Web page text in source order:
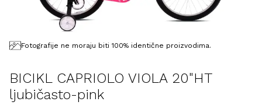
Fotografije ne moraju biti 100% identične proizvodima.
BICIKL CAPRIOLO VIOLA 20"HT
ljubičasto-pink